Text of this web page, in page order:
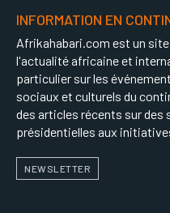
INFORMATION EN
Afrikahabari.com est un
l'actualité africaine et
particulier sur les
sociaux et culturels du
des articles récents sur des
présidentielles aux
NEWSLETTER